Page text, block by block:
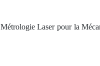
Laser pour la